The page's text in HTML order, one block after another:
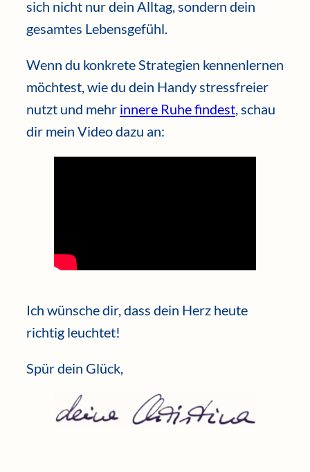
sich nicht nur dein Alltag, sondern dein
gesamtes Lebensgefühl.
Wenn du konkrete Strategien kennenlernen
möchtest, wie du dein Handy stressfreier
nutzt und mehr innere Ruhe findest, schau
dir mein Video dazu an:
Ich wünsche dir, dass dein Herz heute
richtig leuchtet!
Spür dein Glück,